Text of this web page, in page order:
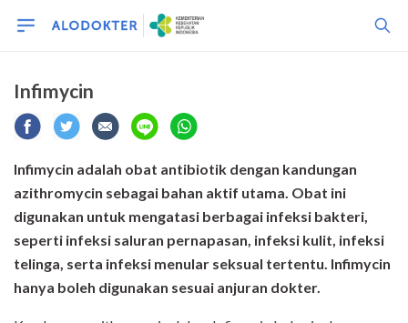
Infimycin
Infimycin adalah obat antibiotik dengan kandungan
azithromycin sebagai bahan aktif utama. Obat ini
digunakan untuk mengatasi berbagai infeksi bakteri,
seperti infeksi saluran pernapasan, infeksi kulit, infeksi
telinga, serta infeksi menular seksual tertentu. Infimycin
hanya boleh digunakan sesuai anjuran dokter.